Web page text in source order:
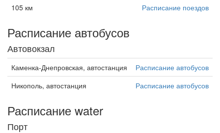
105 км Расписание поездов
Расписание автобусов
Автовокзал
Каменка-Днепровская, автостанция
Расписание автобусов
Никополь, автостанция
Расписание автобусов
Расписание water
Порт